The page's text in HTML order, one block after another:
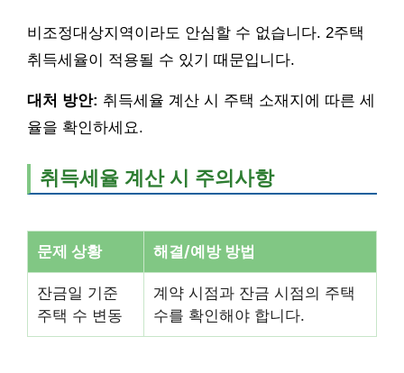
비조정대상지역이라도 안심할 수 없습니다. 2주택
취득세율이 적용될 수 있기 때문입니다.
대처 방안: 취득세율 계산 시 주택 소재지에 따른 세
율을 확인하세요.
취득세율 계산 시 주의사항
문제 상황 해결/예방 방법
잔금일 기준
주택 수 변동
계약 시점과 잔금 시점의 주택
수를 확인해야 합니다.